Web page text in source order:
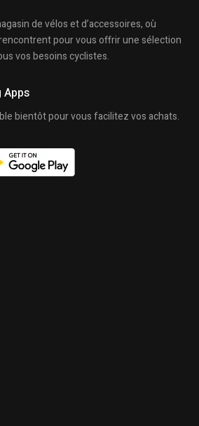
de vélos et d’accessoires, où
pour vous offrir une sélection
vos besoins cyclistes.
Apps
bientôt pour vous facilitez vos achats.